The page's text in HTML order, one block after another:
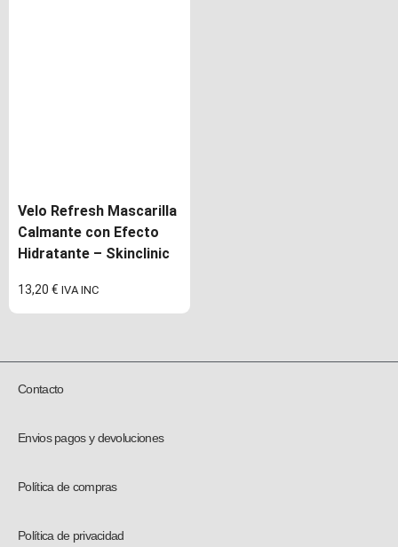
Velo Refresh Mascarilla
Calmante con Efecto
Hidratante – Skinclinic
13,20 € IVA INC
Contacto
Envios pagos y devoluciones
Política de compras
Política de privacidad